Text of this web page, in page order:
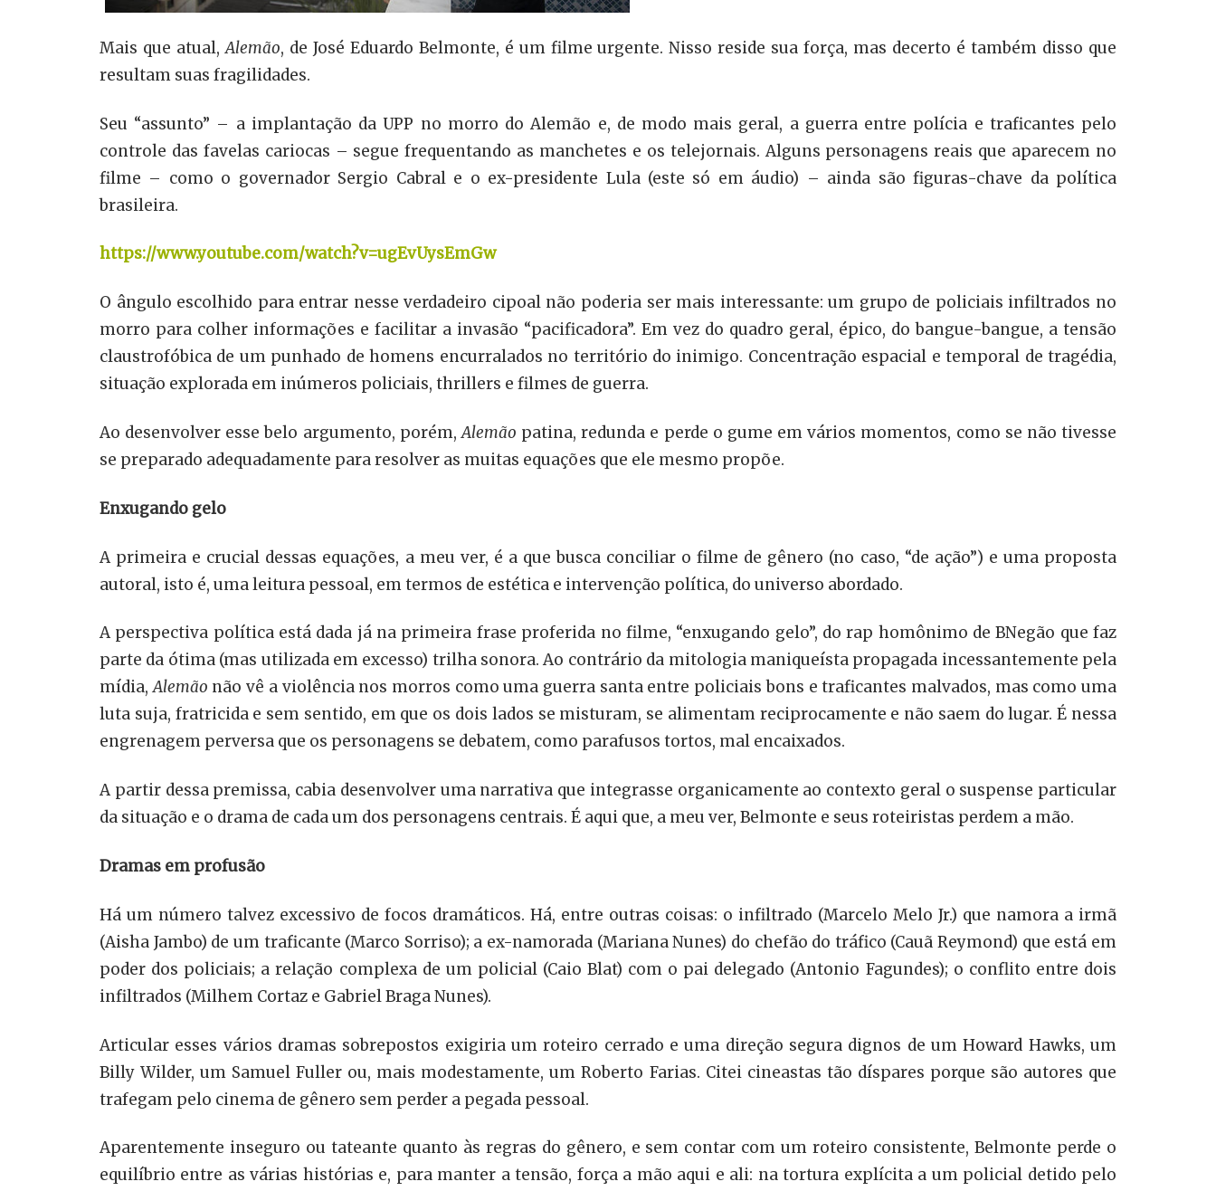
Mais que atual,Alemão, de José Eduardo Belmonte, é um filme urgente. Nisso reside sua força, mas decerto é também disso que
resultam suas fragilidades.
Seu “assunto” – a implantação da UPP no morro do Alemão e, de modo mais geral, a guerra entre polícia e traficantes pelo
controle das favelas cariocas – segue frequentando as manchetes e os telejornais. Alguns personagens reais que aparecem no
filme – como o governador Sergio Cabral e o ex-presidente Lula (este só em áudio) – ainda são figuras-chave da política
brasileira.
https://www.youtube.com/watch?v=ugEvUysEmGw
O ângulo escolhido para entrar nesse verdadeiro cipoal não poderia ser mais interessante: um grupo de policiais infiltrados no
morro para colher informações e facilitar a invasão “pacificadora”. Em vez do quadro geral, épico, do bangue-bangue, a tensão
claustrofóbica de um punhado de homens encurralados no território do inimigo. Concentração espacial e temporal de tragédia,
situação explorada em inúmeros policiais, thrillers e filmes de guerra.
Ao desenvolver esse belo argumento, porém,Alemão patina, redunda e perde o gume em vários momentos, como se não tivesse
se preparado adequadamente para resolver as muitas equações que ele mesmo propõe.
Enxugando gelo
A primeira e crucial dessas equações, a meu ver, é a que busca conciliar o filme de gênero (no caso, “de ação”) e uma proposta
autoral, isto é, uma leitura pessoal, em termos de estética e intervenção política, do universo abordado.
A perspectiva política está dada já na primeira frase proferida no filme, “enxugando gelo”, do rap homônimo de BNegão que faz
parte da ótima (mas utilizada em excesso) trilha sonora. Ao contrário da mitologia maniqueísta propagada incessantemente pela
mídia,Alemão não vê a violência nos morros como uma guerra santa entre policiais bons e traficantes malvados, mas como uma
luta suja, fratricida e sem sentido, em que os dois lados se misturam, se alimentam reciprocamente e não saem do lugar. É nessa
engrenagem perversa que os personagens se debatem, como parafusos tortos, mal encaixados.
A partir dessa premissa, cabia desenvolver uma narrativa que integrasse organicamente ao contexto geral o suspense particular
da situação e o drama de cada um dos personagens centrais. É aqui que, a meu ver, Belmonte e seus roteiristas perdem a mão.
Dramas em profusão
Há um número talvez excessivo de focos dramáticos. Há, entre outras coisas: o infiltrado (Marcelo Melo Jr.) que namora a irmã
(Aisha Jambo) de um traficante (Marco Sorriso); a ex-namorada (Mariana Nunes) do chefão do tráfico (Cauã Reymond) que está em
poder dos policiais; a relação complexa de um policial (Caio Blat) com o pai delegado (Antonio Fagundes); o conflito entre dois
infiltrados (Milhem Cortaz e Gabriel Braga Nunes).
Articular esses vários dramas sobrepostos exigiria um roteiro cerrado e uma direção segura dignos de um Howard Hawks, um
Billy Wilder, um Samuel Fuller ou, mais modestamente, um Roberto Farias. Citei cineastas tão díspares porque são autores que
trafegam pelo cinema de gênero sem perder a pegada pessoal.
Aparentemente inseguro ou tateante quanto às regras do gênero, e sem contar com um roteiro consistente, Belmonte perde o
equilíbrio entre as várias histórias e, para manter a tensão, força a mão aqui e ali: na tortura explícita a um policial detido pelo